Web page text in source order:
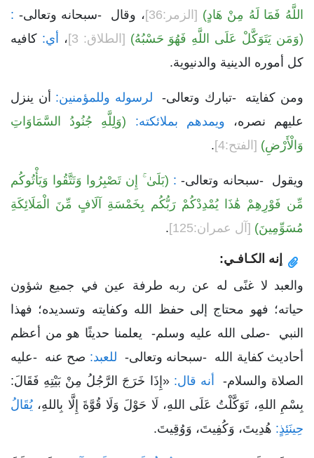
اللَّهُ فَمَا لَهُ مِنْ هَادٍ) [الزمر:36] ، وقال -سبحانه وتعالى- :
(وَمَن يَتَوَكَّلْ عَلَى اللَّهِ فَهُوَ حَسْبُهُ) [الطلاق: 3] ، أي: كافيه
كل أموره الدينية والدنيوية.
ومن كفايته -تبارك وتعالى-لرسوله وللمؤمنين: أن ينزل
عليهم نصره،
ويمدهم بملائكته:
(وَلِلَّهِ جُنُودُ السَّمَاوَاتِ
وَالْأَرْضِ) [الفتح:4] .
ويقول -سبحانه وتعالى- : (بَلَىٰ ۚ إِن تَصْبِرُوا وَتَتَّقُوا وَيَأْتُوكُم
مِّن فَوْرِهِمْ هَٰذَا يُمْدِدْكُمْ رَبُّكُم بِخَمْسَةِ آلَافٍ مِّنَ الْمَلَائِكَةِ
مُسَوِّمِينَ) [آل عمران:125] .
إنه الكـافـي:
والعبد لا غنًى له عن ربه طرفة عين في جميع شؤون
حياته؛ فهو محتاج إلى حفظ الله وكفايته وتسديده؛ فهذا
النبي -صلى الله عليه وسلم- يعلمنا حديثًا هو من أعظم
أحاديث كفاية الله -سبحانه وتعالى- للعبد: صح عنه -عليه
الصلاة والسلام- أنه قال: «إِذَا خَرَجَ الرَّجُلُ مِنْ بَيْتِهِ فَقَالَ:
بِسْمِ اللهِ، تَوَكَّلْتُ عَلَى اللهِ، لَا حَوْلَ وَلَا قُوَّةَ إِلَّا بِاللهِ، يُقَالُ
حِينَئِذٍ: هُدِيتَ، وَكُفِيتَ، وَوُقِيتَ.